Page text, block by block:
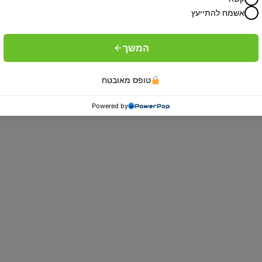
אשמח להתייעץ
המשך
טופס מאובטח
Powered by